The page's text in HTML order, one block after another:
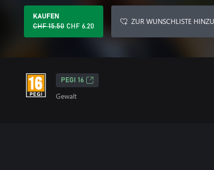
KAUFEN
CHF 15.50 CHF 6.20
ZUR WUNSCHLISTE
PEGI 16
Gewalt